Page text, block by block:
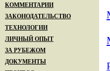
КОММЕНТАРИИ
ЗАКОНОДАТЕЛЬСТВО
ТЕХНОЛОГИИ
ЛИЧНЫЙ ОПЫТ
ЗА РУБЕЖОМ
ДОКУМЕНТЫ